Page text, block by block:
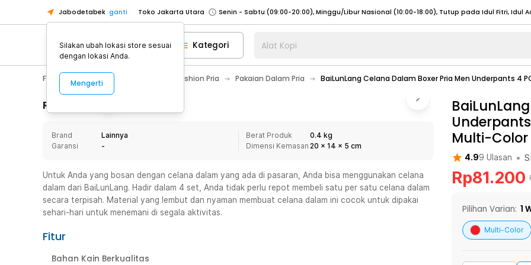
Jabodetabek ganti Toko Jakarta Utara
Toko Tangerang
Toko Cikupa
Pick n Go Jakarta Barat
Senin - Jumat (07:00 - 20:00), Sabtu - Minggu (08:00 - 20:00), Tutup pada Idul Fitri
Pick n Go Bekasi
Senin - Jumat (08:00 - 20:00), Sabtu - Minggu/ Libur Nasional (08:00 - 17:00) Selengkapnya
Senin - Jumat (08:00 - 20:00), Sabtu - Minggu/ Libur Nasional (08:00 - 17:00) Selengkapnya
Senin - Sabtu (09:00-20:00), Minggu/Libur Nasional (12:00-20:00), Tutup pada Idul Fitri
Senin - Sabtu (09:00-20:00), Minggu/Libur Nasional (12:00-20:00), Tutup pada Idul Fitri
Toko Tangerang
Toko Cikupa
Pick n Go Jakarta Barat
Senin - Jumat (07:00 - 20:00), Sabtu - Minggu (08:00 - 20:00), Tutup pada Idul Fitri
Senin - Jumat (08:00 - 20:00), Sabtu - Minggu/ Libur Nasional (08:00 - 17:00) Selengkapnya
Kategori Alat Kopi
Fashion, Make Up & Beauty Care Fashion Pria Pakaian Dalam Pria BaiLunLang Celana Dalam Boxer Pria Men Underpants 4
Rincian Produk
Brand
Lainnya
Garansi
-
Berat Produk
0.4 kg
Dimensi Kemasan 20 x 14 x 5 cm
Untuk Anda yang bosan dengan celana dalam yang ada di pasaran, Anda bisa menggunakan celana
dalam dari BaiLunLang. Hadir dalam 4 set, Anda tidak perlu repot membeli satu per satu celana dalam
secara terpisah. Material yang lembut dan nyaman membuat celana dalam ini cocok untuk dipakai
sehari-hari untuk menemani di segala aktivitas.
Fitur
Bahan Kain Berkualitas
Multi-Color
4.99 Ulasan •
Rp81.200
Pilihan Varian: 1
Multi-Color
Silakan ubah lokasi store sesuai
dengan lokasi Anda.
Mengerti